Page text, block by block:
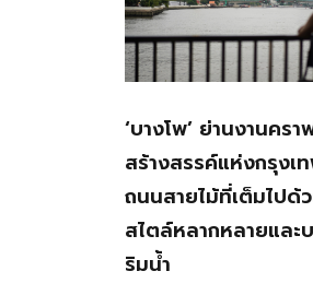
‘บางโพ’ ย่านงานคร
สร้างสรรค์แห่งกรุงเ
ถนนสายไม้ที่เต็มไปด้
สไตล์หลากหลายและ
ริมน้ำ